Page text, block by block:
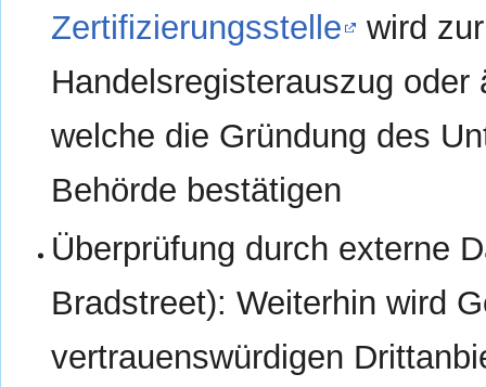
Zertifizierungsstelle
wird
Handelsregisterauszug
welche die Gründung des
Behörde bestätigen
Überprüfung durch externe
Bradstreet): Weiterhin wird
vertrauenswürdigen